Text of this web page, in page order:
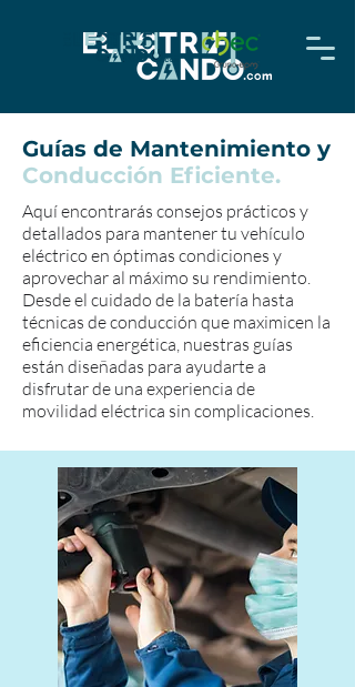
Guías de Mantenimiento y
Conducción Eficiente.
Aquí encontrarás consejos prácticos y
detallados para mantener tu vehículo
eléctrico en óptimas condiciones y
aprovechar al máximo su rendimiento.
Desde el cuidado de la batería hasta
técnicas de conducción que maximicen la
eficiencia energética, nuestras guías
están diseñadas para ayudarte a
disfrutar de una experiencia de
movilidad eléctrica sin complicaciones.